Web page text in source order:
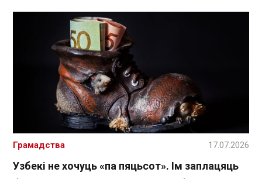
Узбекі не хочуць «па пяцьсот». Ім заплацяць
Грамадства 17.07.2026